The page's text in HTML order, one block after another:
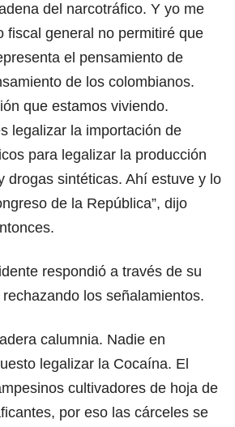
del narcotráfico. Y yo me
fiscal general no permitiré que
el pensamiento de
de los colombianos.
que estamos viviendo.
legalizar la importación de
para legalizar la producción
drogas sintéticas. Ahí estuve y lo
de la República”, dijo
respondió a través de su
los señalamientos.
calumnia. Nadie en
legalizar la Cocaína. El
cultivadores de hoja de
por eso las cárceles se